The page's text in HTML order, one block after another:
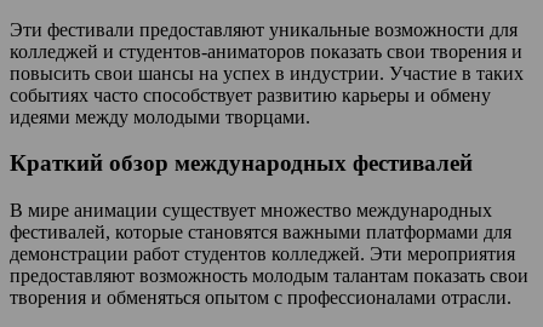
Эти фестивали предоставляют уникальные возможности для
колледжей и студентов-аниматоров показать свои творения и
повысить свои шансы на успех в индустрии. Участие в таких
событиях часто способствует развитию карьеры и обмену
идеями между молодыми творцами.
Краткий обзор международных фестивалей
В мире анимации существует множество международных
фестивалей, которые становятся важными платформами для
демонстрации работ студентов колледжей. Эти мероприятия
предоставляют возможность молодым талантам показать свои
творения и обменяться опытом с профессионалами отрасли.